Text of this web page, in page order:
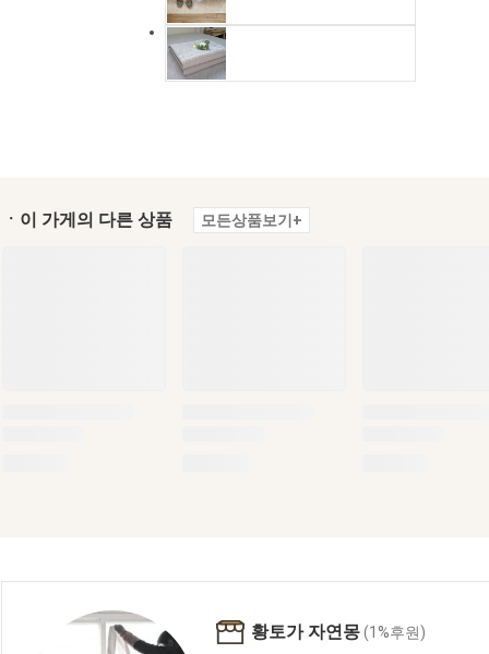
ㆍ이 가게의 다른 상품 모든상품보기+
황토가 자연몽(1%후원)